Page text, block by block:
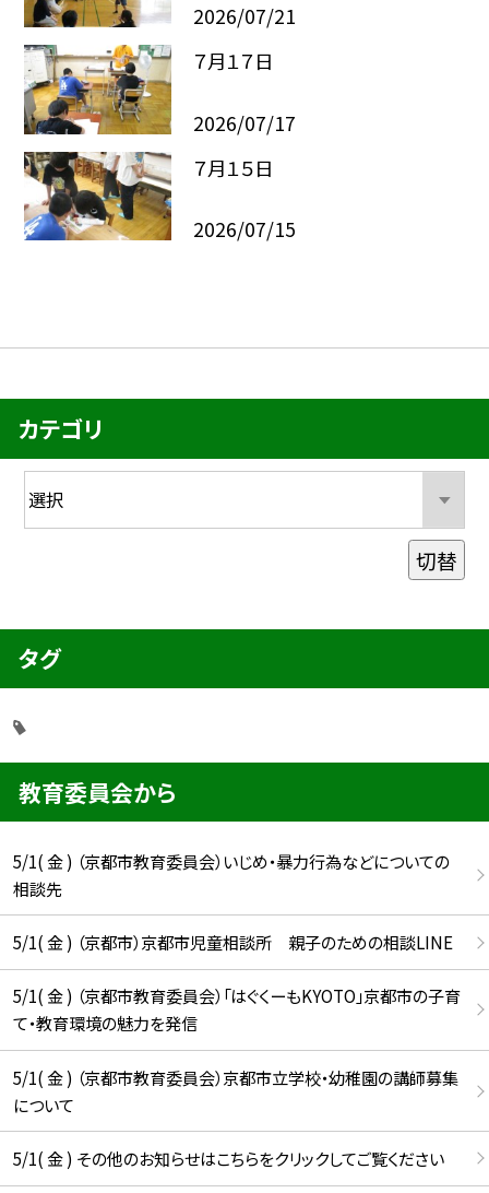
2026/07/21
７月１７日
2026/07/17
７月１５日
2026/07/15
カテゴリ
切替
タグ
教育委員会から
5/1( 金 ) （京都市教育委員会）いじめ・暴力行為などについての
相談先
5/1( 金 ) （京都市）京都市児童相談所 親子のための相談LINE
5/1( 金 ) （京都市教育委員会）「はぐくーもKYOTO」京都市の子育
て・教育環境の魅力を発信
5/1( 金 ) （京都市教育委員会）京都市立学校・幼稚園の講師募集
について
5/1( 金 ) その他のお知らせはこちらをクリックしてご覧ください